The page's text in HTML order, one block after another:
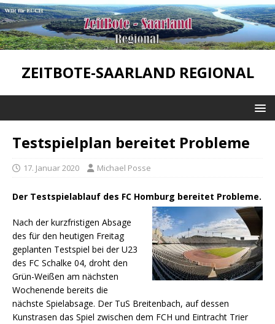
ZEITBOTE-SAARLAND REGIONAL
Testspielplan bereitet Probleme
17. Januar 2020 Michael Posse
Der Testspielablauf des FC Homburg bereitet Probleme.
Nach der kurzfristigen Absage
des für den heutigen Freitag
geplanten Testspiel bei der U23
des FC Schalke 04, droht den
Grün-Weißen am nächsten
Wochenende bereits die
nächste Spielabsage. Der TuS Breitenbach, auf dessen
Kunstrasen das Spiel zwischen dem FCH und Eintracht Trier